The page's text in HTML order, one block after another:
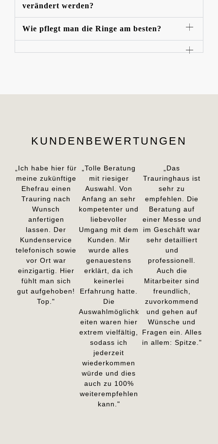
verändert werden?
Wie pflegt man die Ringe am besten?
KUNDENBEWERTUNGEN
„Ich habe hier für
meine zukünftige
Ehefrau einen
Trauring nach
Wunsch
anfertigen
lassen. Der
Kundenservice
telefonisch sowie
vor Ort war
einzigartig. Hier
fühlt man sich
gut aufgehoben!
Top."
„Tolle Beratung
mit riesiger
Auswahl. Von
Anfang an sehr
kompetenter und
liebevoller
Umgang mit dem
Kunden. Mir
wurde alles
genauestens
erklärt, da ich
keinerlei
Erfahrung hatte.
Die
Auswahlmöglichk
eiten waren hier
extrem vielfältig,
sodass ich
jederzeit
wiederkommen
würde und dies
auch zu 100%
weiterempfehlen
kann."
„Das
Trauringhaus ist
sehr zu
empfehlen. Die
Beratung auf
einer Messe und
im Geschäft war
sehr detailliert
und
professionell.
Auch die
Mitarbeiter sind
freundlich,
zuvorkommend
und gehen auf
Wünsche und
Fragen ein. Alles
in allem: Spitze."